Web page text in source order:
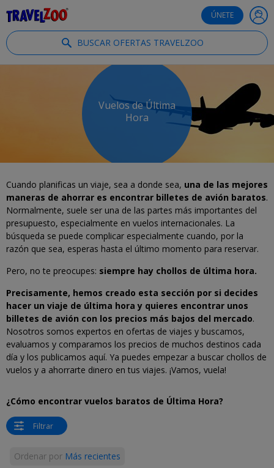
ÚNETE
BUSCAR OFERTAS TRAVELZOO
Vuelos de Última
Hora
Cuando planificas un viaje, sea a donde sea, una de las mejores
maneras de ahorrar es encontrar billetes de avión baratos.
Normalmente, suele ser una de las partes más importantes del
presupuesto, especialmente en vuelos internacionales. La
búsqueda se puede complicar especialmente cuando, por la
razón que sea, esperas hasta el último momento para reservar.
Pero, no te preocupes: siempre hay chollos de última hora.
Precisamente, hemos creado esta sección por si decides
hacer un viaje de última hora y quieres encontrar unos
billetes de avión con los precios más bajos del mercado.
Nosotros somos expertos en ofertas de viajes y buscamos,
evaluamos y comparamos los precios de muchos destinos cada
día y los publicamos aquí. Ya puedes empezar a buscar chollos de
vuelos y a ahorrarte dinero en tus viajes. ¡Vamos, vuela!
¿Cómo encontrar vuelos baratos de Última Hora?
Filtrar
Ordenar por Más recientes